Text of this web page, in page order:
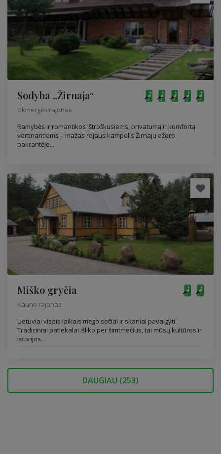
Sodyba „Žirnaja“
Ukmergės rajonas
Ramybės ir romantikos ištroškusiems, privatumą ir komfortą
vertinantiems – mažas rojaus kampelis Žirnajų ežero
pakrantėje....
Miško gryčia
Kauno rajonas
Lietuviai visais laikais mėgo sočiai ir skaniai pavalgyti.
Tradiciniai patiekalai išliko per šimtmečius, tai mūsų kultūros ir
istorijos...
DAUGIAU (253)